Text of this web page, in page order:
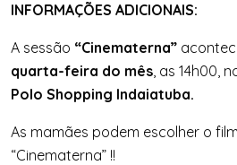
INFORMAÇÕES ADICIONAIS:
A sessão “Cinematerna”
quarta-feira do mês, as 14h00,
Polo Shopping Indaiatuba.
As mamães podem escolher o
“Cinematerna” !!